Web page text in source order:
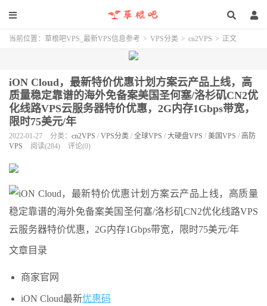
当前位置： 草根吧VPS_最新VPS信息参考 > VPS分类 > cn2VPS > 正文
iON Cloud，最新特价优惠计划方案云产品上线，高
质量稳定靠谱的海外免备案美国圣何塞/洛杉矶CN2优
化线路VPS云服务器特价优惠，2G内存1Gbps带宽，
限时75美元/年
2022-01-27 分类： cn2VPS / VPS分类 / 全球VPS / 大硬盘VPS / 美国VPS / 高防
VPS
阅读(284) 评论(0)
文章目录
商家官网
iON Cloud最新优惠码